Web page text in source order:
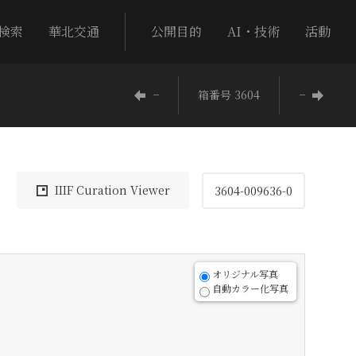
索 華北交通 公開目的 AI・技術 活動
− 箱番号 3604 −
IIIF Curation Viewer 3604-009636-0
オリジナル写真
自動カラー化写真